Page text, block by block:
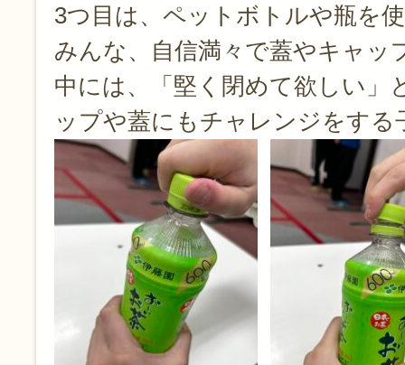
3つ目は、ペットボトルや瓶を
みんな、自信満々で蓋やキャッ
中には、「堅く閉めて欲しい」
ップや蓋にもチャレンジをする